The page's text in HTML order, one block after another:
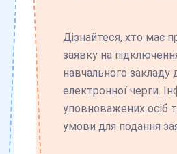
Дізнайтеся, хто має
заявку на
навчального закладу
електронної черги.
уповноважених осіб
умови для подання